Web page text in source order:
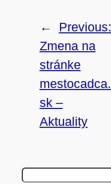
←
Previous:
Zmena na
stránke
mestocadca.
sk –
Aktuality
H